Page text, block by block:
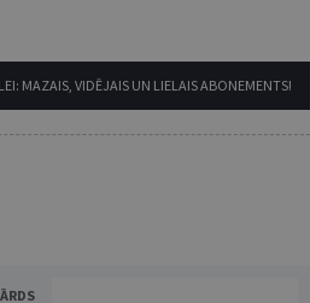
MAZAIS, VIDĒJAIS UN LIELAIS ABONEMENTS!